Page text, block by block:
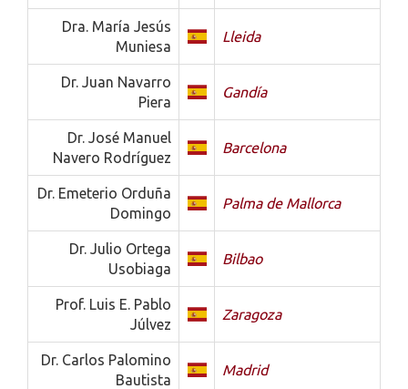
Dra. María Jesús
Muniesa
Lleida
Dr. Juan Navarro
Piera
Gandía
Dr. José Manuel
Navero Rodríguez
Barcelona
Dr. Emeterio Orduña
Domingo
Palma de Mallorca
Dr. Julio Ortega
Usobiaga
Bilbao
Prof. Luis E. Pablo
Júlvez
Zaragoza
Dr. Carlos Palomino
Bautista
Madrid